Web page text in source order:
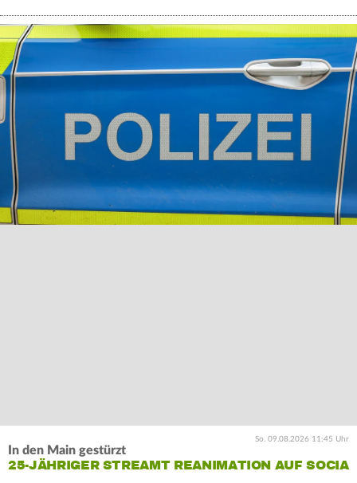
So. 09.08.2026 11:45 Uhr
In den Main gestürzt
25-JÄHRIGER STREAMT REANIMATION AUF SOCIA